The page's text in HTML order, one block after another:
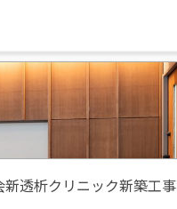
透析クリニック新築工事